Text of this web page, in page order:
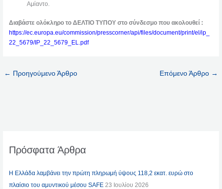
Αμίαντο.
Διαβάστε ολόκληρο το ΔΕΛΤΙΟ ΤΥΠΟΥ στο σύνδεσμο που ακολουθεί :
https://ec.europa.eu/commission/presscorner/api/files/document/print/el/ip_
22_5679/IP_22_5679_EL.pdf
← Προηγούμενο Άρθρο Επόμενο Άρθρο →
Πρόσφατα Άρθρα
Η Ελλάδα λαμβάνει την πρώτη πληρωμή ύψους 118,2 εκατ. ευρώ στο
πλαίσιο του αμυντικού μέσου SAFE 23 Ιουλίου 2026